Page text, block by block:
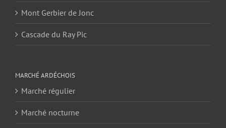
Mont Gerbier de Jonc
Cascade du Ray Pic
MARCHÉ ARDÉCHOIS
Marché régulier
Marché nocturne